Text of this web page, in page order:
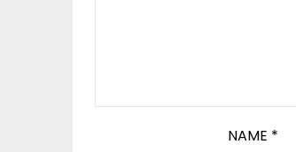
NAME *